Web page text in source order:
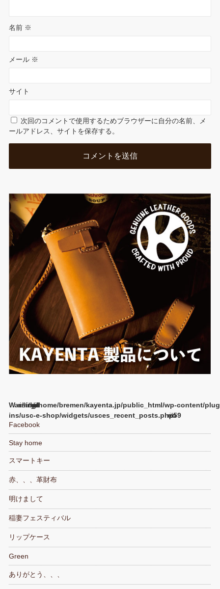
名前 ※
メール ※
サイト
次回のコメントで使用するためブラウザーに自分の名前、メ
ールアドレス、サイトを保存する。
Warning/home/bremen/kayenta.jp/public_html/wp-content/plug
ins/usc-e-shop/widgets/usces_recent_posts.php59
Facebook
Stay home
スマートキー
赤、、、革財布
明けまして
稲妻フェスティバル
リップケース
Green
ありがとう、、、